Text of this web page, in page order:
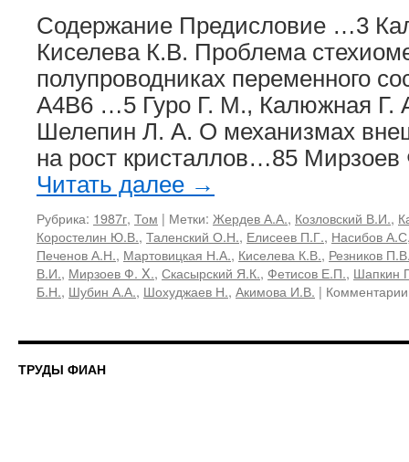
Содержание Предисловие …3
Киселева К.В. Проблема
полупроводниках переменного
А4В6 …5 Гуро Г. М., Калюжная Г.
Шелепин Л. А. О механизмах
на рост кристаллов…85
Читать далее →
Рубрика: 1987г, Том | Метки: Жердев А.А., Козловский В.И.,
Коростелин Ю.В., Таленский О.Н., Елисеев П.Г., Насибов А.С
Печенов А.Н., Мартовицкая Н.А., Киселева К.В., Резников
В.И., Мирзоев Ф. X., Скасырский Я.К., Фетисов Е.П., Шапкин
Б.Н., Шубин А.А., Шохуджаев Н., Акимова И.В. | Комментарии
ТРУДЫ ФИАН